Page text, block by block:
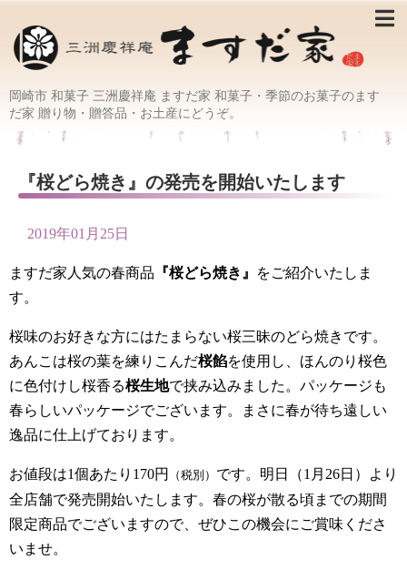
岡崎市 和菓子 三洲慶祥庵 ますだ家 和菓子・季節のお菓子のます
だ家 贈り物・贈答品・お土産にどうぞ。
『桜どら焼き』の発売を開始いたします
2019年01月25日
ますだ家人気の春商品 『桜どら焼き』
をご紹介いたしま
す。
桜味のお好きな方にはたまらない桜三昧のどら焼きです。
あんこは桜の葉を練りこんだ桜餡を使用し、ほんのり桜色
に色付けし桜香る桜生地で挟み込みました。パッケージも
春らしいパッケージでございます。まさに春が待ち遠しい
逸品に仕上げております。
お値段は1個あたり170円 （税別） です。明日（1月26日）より
全店舗で発売開始いたします。春の桜が散る頃までの期間
限定商品でございますので、ぜひこの機会にご賞味くださ
いませ。